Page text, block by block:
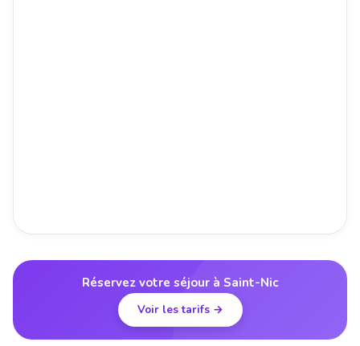
Réservez votre séjour à Saint-Nic
Voir les tarifs →